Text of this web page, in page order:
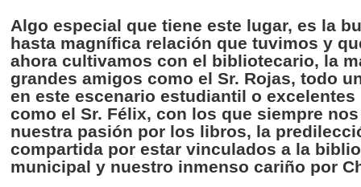
Algo especial que tiene este lugar, es la
hasta magnífica relación que tuvimos y
ahora cultivamos con el bibliotecario, la
grandes amigos como el Sr. Rojas, todo
en este escenario estudiantil o excelentes
como el Sr. Félix, con los que siempre
nuestra pasión por los libros, la
compartida por estar vinculados a la
municipal y nuestro inmenso cariño por